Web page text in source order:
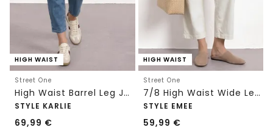
HIGH WAIST
Street One
High Waist Barrel Leg Jeans im Loose Fit
STYLE KARLIE
69,99 €
HIGH WAIST
Street One
7/8 High Waist Wide Leg Jeans im Loose Fit
STYLE EMEE
59,99 €